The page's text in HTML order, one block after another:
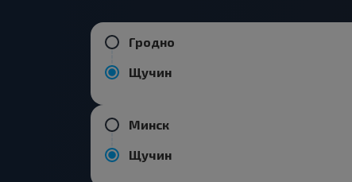
Гродно
Щучин
Минск
Щучин